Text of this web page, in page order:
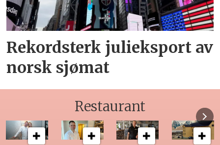
Rekordsterk julieksport av
norsk sjømat
Restaurant